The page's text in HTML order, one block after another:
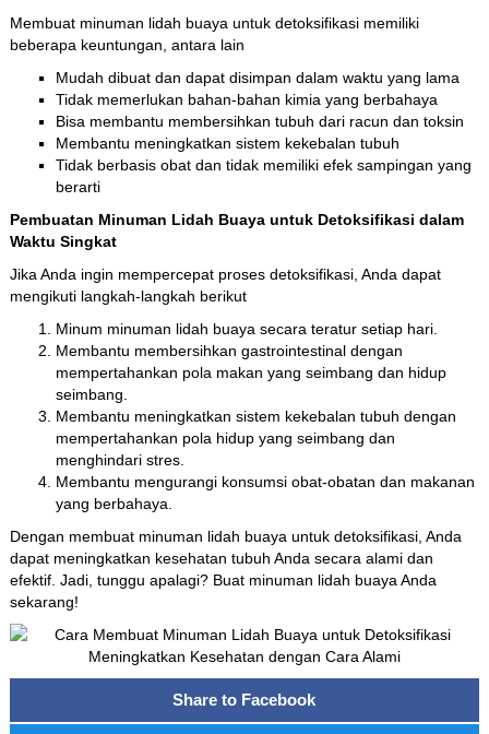
Membuat minuman lidah buaya untuk detoksifikasi memiliki
beberapa keuntungan, antara lain
Mudah dibuat dan dapat disimpan dalam waktu yang lama
Tidak memerlukan bahan-bahan kimia yang berbahaya
Bisa membantu membersihkan tubuh dari racun dan toksin
Membantu meningkatkan sistem kekebalan tubuh
Tidak berbasis obat dan tidak memiliki efek sampingan yang
berarti
Pembuatan Minuman Lidah Buaya untuk Detoksifikasi dalam
Waktu Singkat
Jika Anda ingin mempercepat proses detoksifikasi, Anda dapat
mengikuti langkah-langkah berikut
Minum minuman lidah buaya secara teratur setiap hari.
Membantu membersihkan gastrointestinal dengan
mempertahankan pola makan yang seimbang dan hidup
seimbang.
Membantu meningkatkan sistem kekebalan tubuh dengan
mempertahankan pola hidup yang seimbang dan
menghindari stres.
Membantu mengurangi konsumsi obat-obatan dan makanan
yang berbahaya.
Dengan membuat minuman lidah buaya untuk detoksifikasi, Anda
dapat meningkatkan kesehatan tubuh Anda secara alami dan
efektif. Jadi, tunggu apalagi? Buat minuman lidah buaya Anda
sekarang!
Share to Facebook